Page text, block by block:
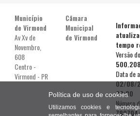
Política de uso de cookies
Utilizamos cookies e
Município
de Virmond
Av Xv de
Novembro,
608
Centro -
Virmond - PR
Câmara
Municipal
de Virmond
tempo
Versão
Data de
02/08/
22:30
Número